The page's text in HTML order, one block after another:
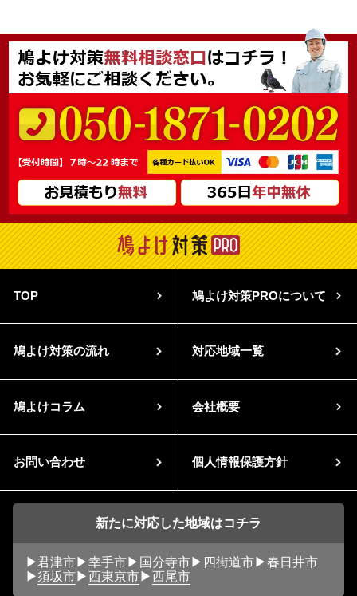
TOP 鳩よけ対策PROについて
鳩よけ対策の流れ 対応地域一覧
鳩よけコラム 会社概要
お問い合わせ 個人情報保護方針
新たに対応した地域はコチラ
君津市 幸手市 国分寺市 四街道市
春日井市
須坂市
西東京市 西尾市